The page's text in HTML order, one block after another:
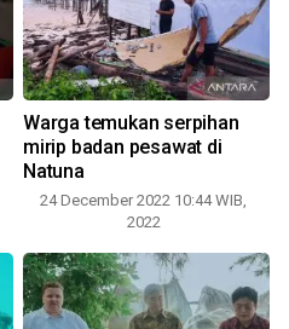
Warga temukan serpihan
mirip badan pesawat di
Natuna
24 December 2022 10:44 WIB,
2022